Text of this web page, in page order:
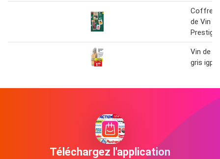
Coffret
de Vin
Prestige
Vin de
gris igp
Téléchargez l'application